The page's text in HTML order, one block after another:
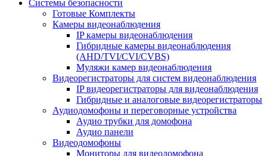
Системы безопасности
Готовые Комплекты
Камеры видеонаблюдения
IP камеры видеонаблюдения
Гибридные камеры видеонаблюдения
(AHD/TVI/CVI/CVBS)
Муляжи камер видеонаблюдения
Видеорегистраторы для систем видеонаблюдения
IP видеорегистраторы для видеонаблюдения
Гибридные и аналоговые видеорегистраторы
Аудиодомофоны и переговорные устройства
Аудио трубки для домофона
Аудио панели
Видеодомофоны
Мониторы для видеодомофона